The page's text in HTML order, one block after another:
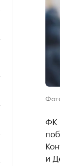
ФК
и